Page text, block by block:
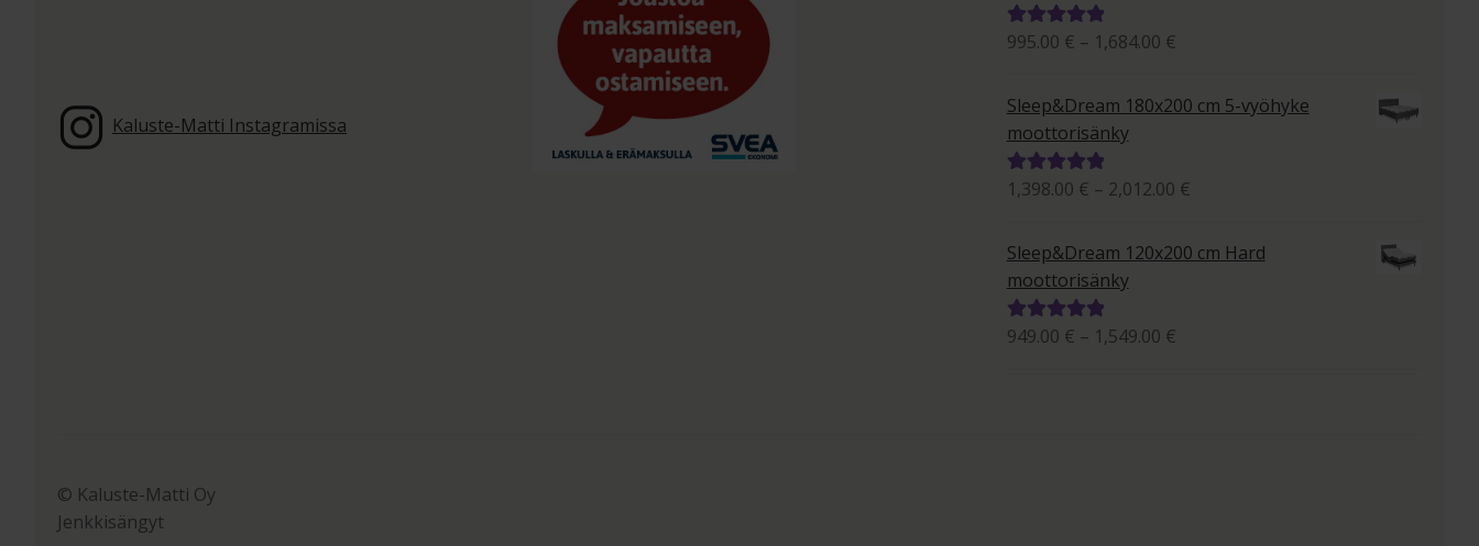
Kaluste-Matti Instagramissa
Arvostelu
5.00
/ 5
995.00 € – 1,684.00 €
-
1,684.00 €
Sleep&Dream 180x200 cm 5-vyöhyke
moottorisänky
Arvostelu
5.00
/ 5
1,398.00 € – 2,012.00 €
-
Sleep&Dream 120x200 cm Hard
moottorisänky
Arvostelu
949.00 € – 1,549.00 €
© Kaluste-Matti Oy
Jenkkisängyt